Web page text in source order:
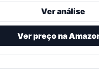
Ver análise
Ver preço na